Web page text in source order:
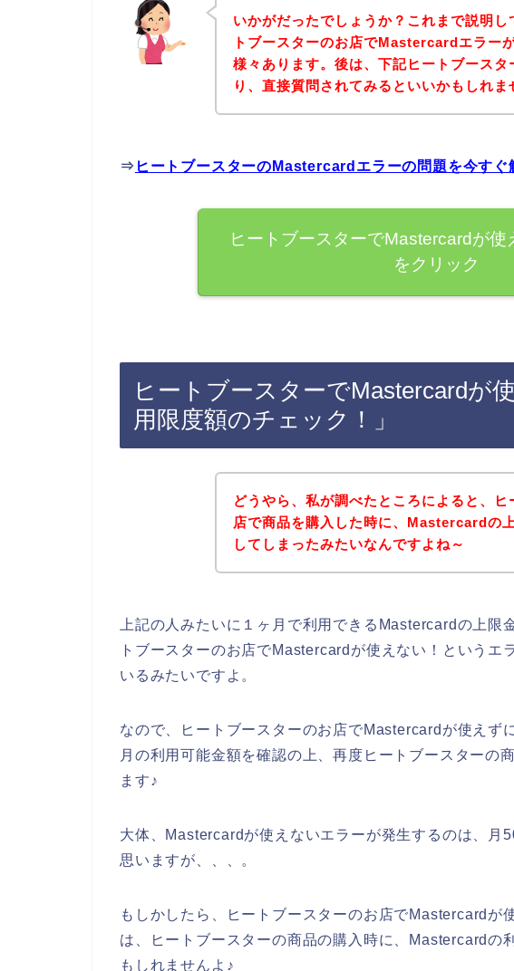
いかがだったでしょうか？これまで説明し
トブースターのお店でMastercardエラー
様々あります。後は、下記ヒートブースタ
り、直接質問されてみるといいかもしれま
⇒ ヒートブースターのMastercardエラーの問題を今すぐ
ヒートブースターでMastercardが使
をクリック
ヒートブースターでMastercardが
用限度額のチェック！」
どうやら、私が調べたところによると、ヒ
店で商品を購入した時に、Mastercardの
してしまったみたいなんですよね～
上記の人みたいに１ヶ月で利用できるMastercardの上限
トブースターのお店でMastercardが使えない！というエ
いるみたいですよ。
なので、ヒートブースターのお店でMastercardが使えず
月の利用可能金額を確認の上、再度ヒートブースターの
ます♪
大体、Mastercardが使えないエラーが発生するのは、月
思いますが、、、。
もしかしたら、ヒートブースターのお店でMastercardが
は、ヒートブースターの商品の購入時に、Mastercardの
もしれませんよ♪